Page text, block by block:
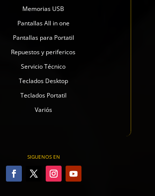
Memorias USB
Pantallas All in one
Pantallas para Portatil
Repuestos y perifericos
Servicio Técnico
Teclados Desktop
Teclados Portatil
Variós
SIGUENOS EN